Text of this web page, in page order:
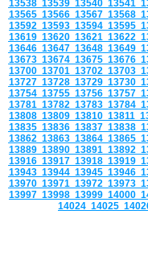
13538 13539 13540 13541
13565 13566 13567 13568
13592 13593 13594 13595
13619 13620 13621 13622
13646 13647 13648 13649
13673 13674 13675 13676
13700 13701 13702 13703
13727 13728 13729 13730
13754 13755 13756 13757
13781 13782 13783 13784
13808 13809 13810 13811
13835 13836 13837 13838
13862 13863 13864 13865
13889 13890 13891 13892
13916 13917 13918 13919
13943 13944 13945 13946
13970 13971 13972 13973
13997 13998 13999 14000
14024 14025